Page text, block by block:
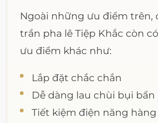
Ngoài những ưu điểm trên,
trần pha lê Tiệp Khắc còn
ưu điểm khác như:
Lắp đặt chắc chắn
Dễ dàng lau chùi bụi bẩn
Tiết kiệm điện năng